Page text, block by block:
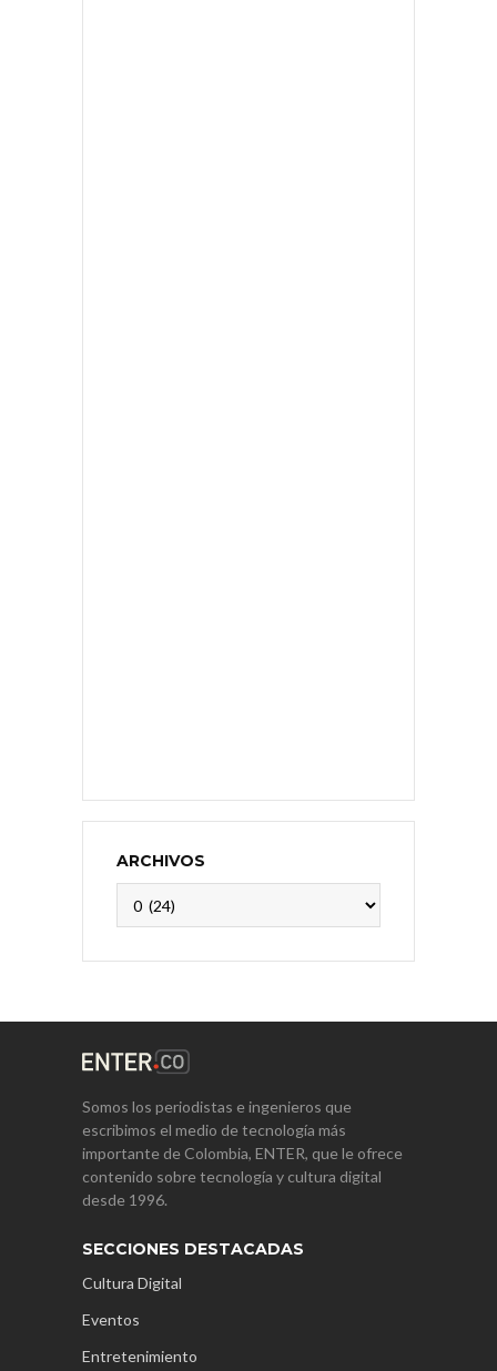
ARCHIVOS
Somos los periodistas e ingenieros que
escribimos el medio de tecnología más
importante de Colombia, ENTER, que le ofrece
contenido sobre tecnología y cultura digital
desde 1996.
SECCIONES DESTACADAS
Cultura Digital
Eventos
Entretenimiento